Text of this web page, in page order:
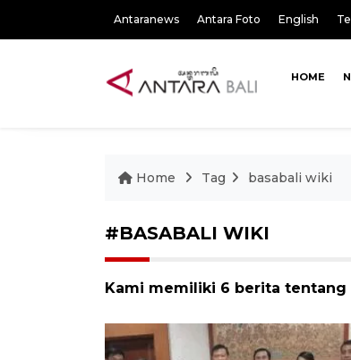
Antaranews Antara Foto English
HOME
Home Tag basabali wiki
#BASABALI WIKI
Kami memiliki 6 berita tentang